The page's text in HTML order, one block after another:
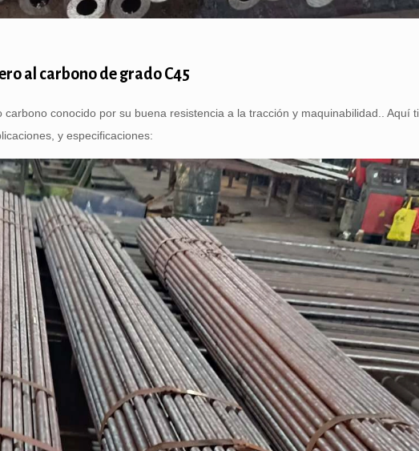
al carbono de grado C45
conocido por su buena resistencia a la tracción y maquinabilidad.. Aquí
y especificaciones: